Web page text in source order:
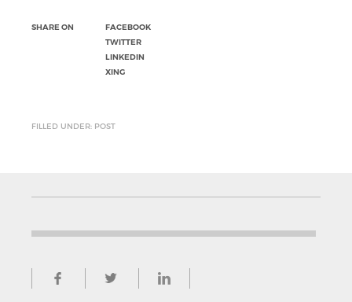
SHARE ON
FACEBOOK
TWITTER
LINKEDIN
XING
FILLED UNDER: POST